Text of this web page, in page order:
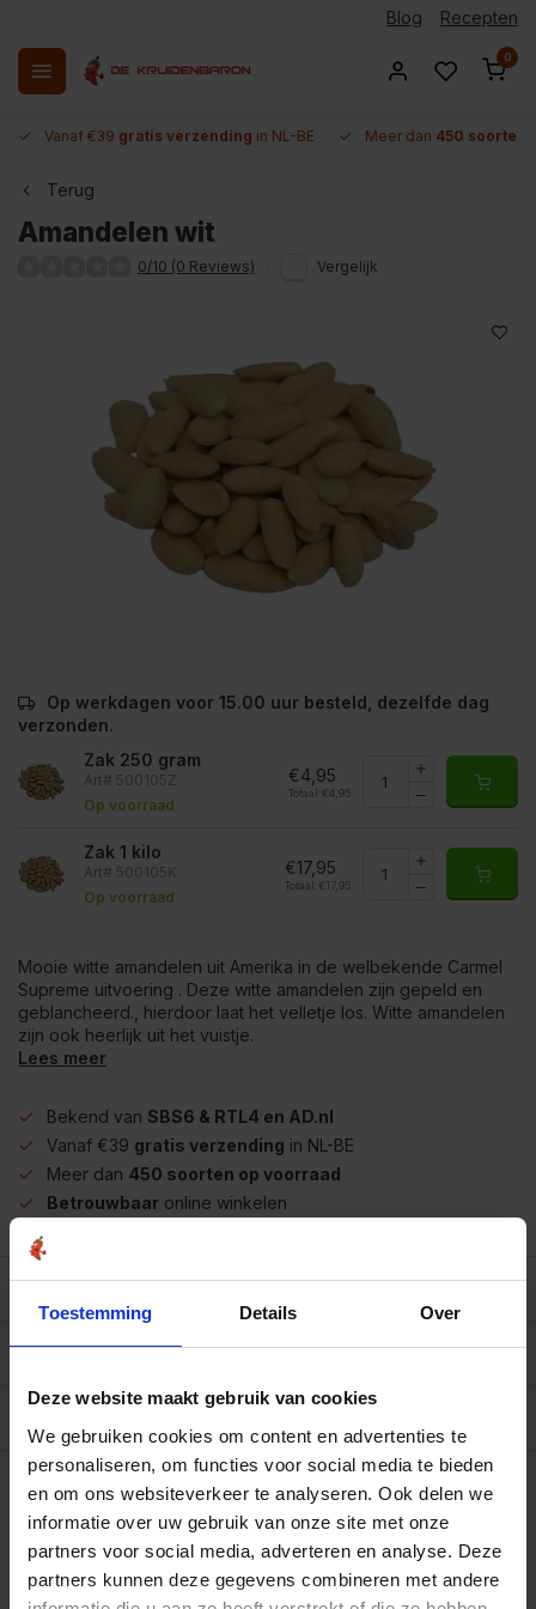
Toestemming Details Over
Deze website maakt gebruik van cookies
We gebruiken cookies om content en advertenties te
personaliseren, om functies voor social media te bieden
en om ons websiteverkeer te analyseren. Ook delen we
informatie over uw gebruik van onze site met onze
partners voor social media, adverteren en analyse. Deze
partners kunnen deze gegevens combineren met andere
Blog Recepten
0
Vanaf €39 gratis verzending in NL-BE Meer dan 450 soorten
Terug
Amandelen wit
0/10 (0 Reviews) Vergelijk
Op werkdagen voor 15.00 uur besteld, dezelfde dag
verzonden.
Zak 250 gram
Art# 500105Z
Op voorraad
€4,95
Totaal: €4,95
Zak 1 kilo
Art# 500105K
Op voorraad
€17,95
Totaal: €17,95
Mooie witte amandelen uit Amerika in de welbekende Carmel
Supreme uitvoering . Deze witte amandelen zijn gepeld en
geblancheerd., hierdoor laat het velletje los. Witte amandelen
zijn ook heerlijk uit het vuistje.
Lees meer
Bekend van SBS6 & RTL4 en AD.nl
Vanaf €39 gratis verzending in NL-BE
Meer dan 450 soorten op voorraad
Betrouwbaar online winkelen
Beschrijving
Reviews 0/10
Op werkdagen voor 15.00 uur besteld, dezelfde dag
Zak 250 gram
€4,95
Totaal:€4,95